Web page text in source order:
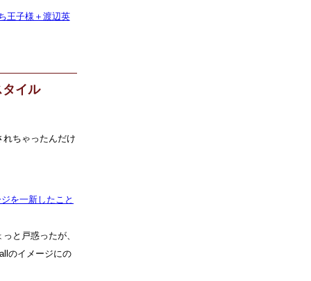
王子様＋渡辺英
イル
ちゃったんだけ
を一新したこと
と戸惑ったが、
のイメージにの